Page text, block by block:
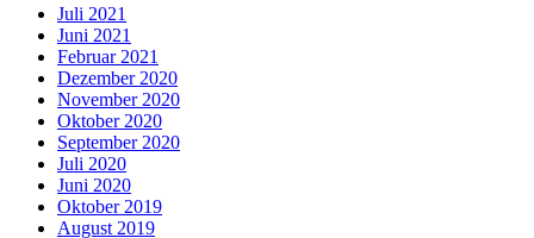
Juli 2021
Juni 2021
Februar 2021
Dezember 2020
November 2020
Oktober 2020
September 2020
Juli 2020
Juni 2020
Oktober 2019
August 2019